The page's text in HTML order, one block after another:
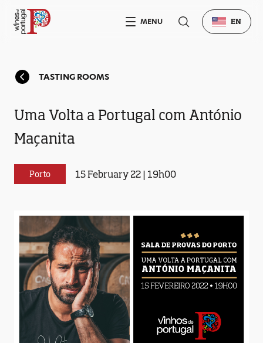
TASTING ROOMS
Uma Volta a Portugal com António
Maçanita
Porto 15 February 22 | 19h00
MENU EN